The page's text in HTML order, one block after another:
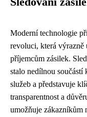
Moderní technologie
revoluci, která výrazně
příjemcům zásilek.
stalo nedílnou
služeb a představuje
transparentnost a
umožňuje zákazníkům